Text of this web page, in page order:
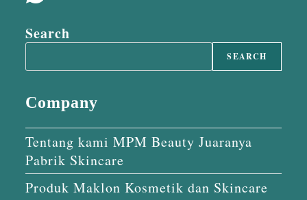
Search
SEARCH
Company
Tentang kami MPM Beauty Juaranya
Pabrik Skincare
Produk Maklon Kosmetik dan Skincare